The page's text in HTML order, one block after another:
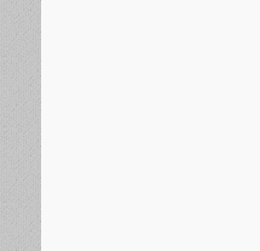
ناصر النوبة..الحالمي ويؤكد